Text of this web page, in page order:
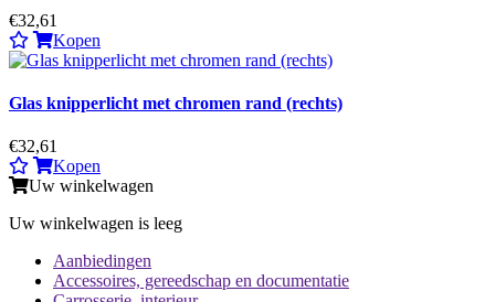
€32,61
Kopen
Glas knipperlicht met chromen rand (rechts)
€32,61
Kopen
Uw winkelwagen
Uw winkelwagen is leeg
Aanbiedingen
Accessoires, gereedschap en documentatie